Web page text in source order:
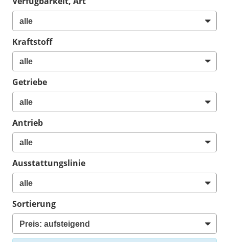
Kraftstoff
Getriebe
Antrieb
Ausstattungslinie
Sortierung